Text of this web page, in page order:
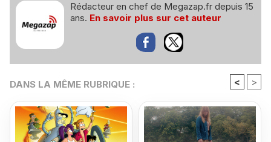
Rédacteur en chef de Megazap.fr depuis 15
ans. En savoir plus sur cet auteur
DANS LA MÊME RUBRIQUE : < >